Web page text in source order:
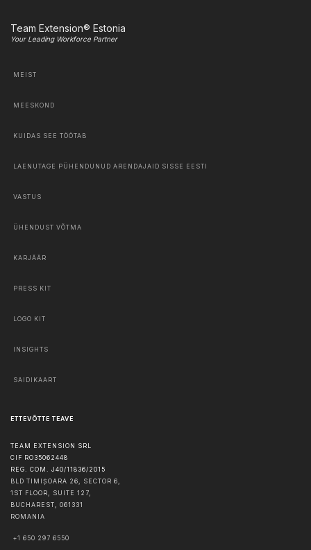
Team Extension® Estonia
Your Leading Workforce Partner
MEIST
MEESKOND
KUIDAS SEE TÖÖTAB
LAENUTAGE PÜHENDUNUD ARENDAJAID SISSE EESTI
VASTUS
ÜHENDUST VÕTMA
KARJÄÄR
PRESS KIT
LOGO KIT
INSIGHTS
SAIDIKAART
ETTEVÕTTE TEAVE
TEAM EXTENSION SRL
CIF RO35062448
REG. COM. J40/11836/2015
BLD TIMIȘOARA 26, SECTOR 6,
1ST FLOOR, SUITE 127,
BUCHAREST, 061331
ROMANIA
+1 650 297 6550